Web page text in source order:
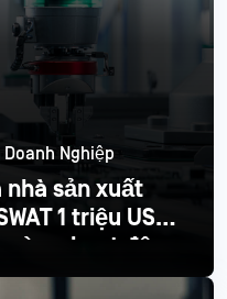
Nghiệp
nhà sản xuất
1 triệu USD
hoạt động